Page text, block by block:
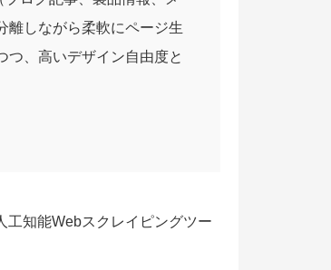
離しながら柔軟にページ生
つ、高いデザイン自由度と
工知能Webスクレイピングツー